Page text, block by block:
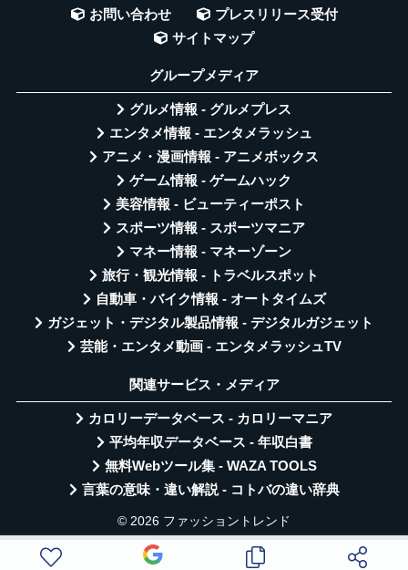
お問い合わせ
プレスリリース受付
サイトマップ
グループメディア
グルメ情報 - グルメプレス
エンタメ情報 - エンタメラッシュ
アニメ・漫画情報 - アニメボックス
ゲーム情報 - ゲームハック
美容情報 - ビューティーポスト
スポーツ情報 - スポーツマニア
マネー情報 - マネーゾーン
旅行・観光情報 - トラベルスポット
自動車・バイク情報 - オートタイムズ
ガジェット・デジタル製品情報 - デジタルガジェット
芸能・エンタメ動画 - エンタメラッシュTV
関連サービス・メディア
カロリーデータベース - カロリーマニア
平均年収データベース - 年収白書
無料Webツール集 - WAZA TOOLS
言葉の意味・違い解説 - コトバの違い辞典
© 2026 ファッショントレンド